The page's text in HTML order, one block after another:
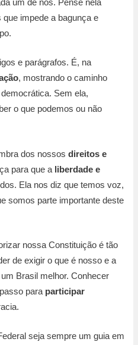
um de nós. Pense nela
impede a bagunça e
e parágrafos. É, na
, mostrando o caminho
Sem ela,
o que podemos ou não
dos nossosdireitos e
para que a liberdade e
Ela nos diz que temos voz,
somos parte importante deste
nossa Constituição é tão
de exigir o que é nosso e a
Brasil melhor. Conhecer
para participar
seja sempre um guia em